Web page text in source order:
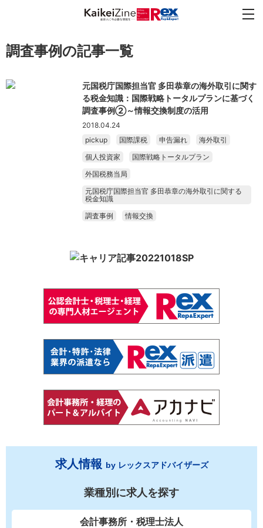
調査事例の記事一覧
元国税庁国際担当官 多田恭章の海外取引に関す
る税金知識：国際戦略トータルプランに基づく
調査事例②～情報交換制度の活用
2018.04.24
pickup
国際課税 申告漏れ
海外取引
個人投資家
国際戦略トータルプラン
外国税務当局
元国税庁国際担当官 多田恭章の海外取引に関する
税金知識
調査事例
情報交換
求人情報 by レックスアドバイザーズ
業種別に求人を探す
会計事務所・税理士法人